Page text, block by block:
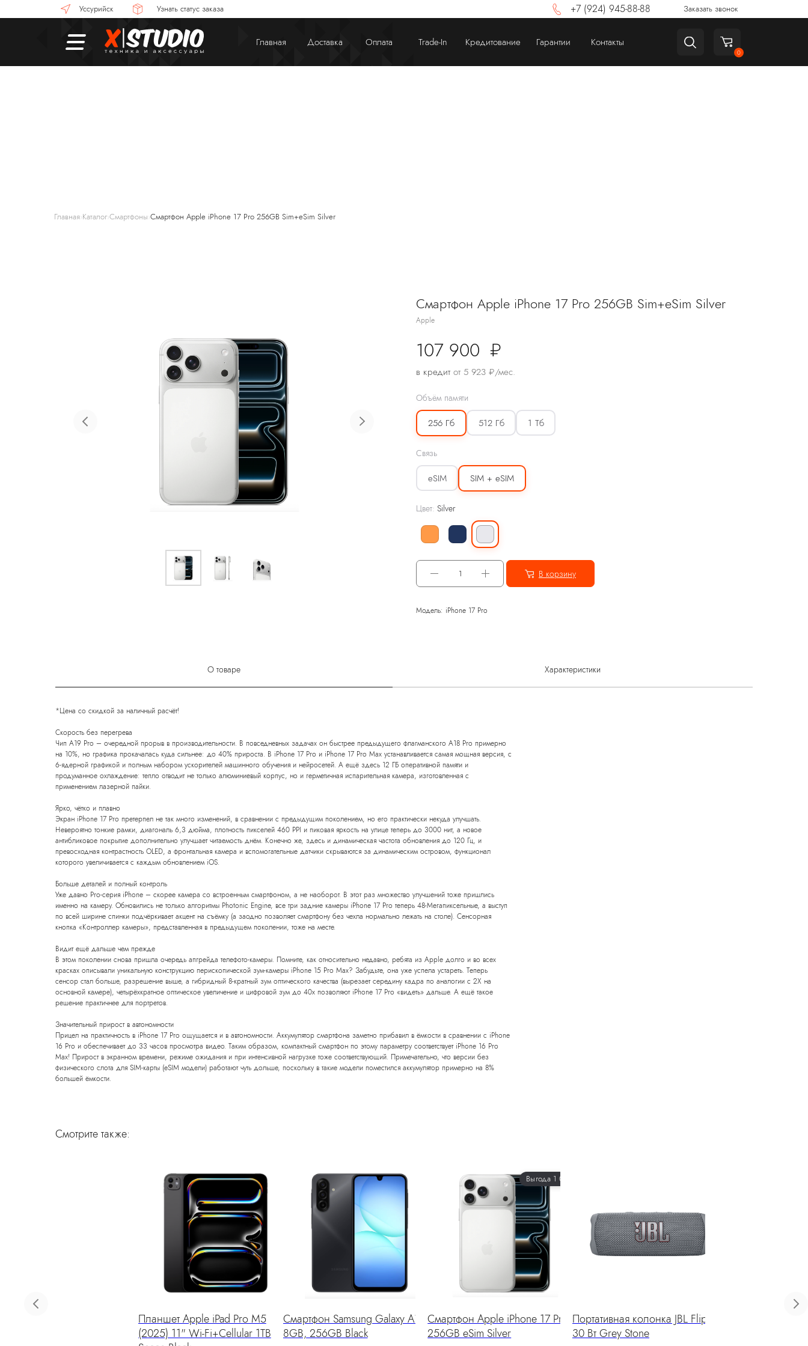
Главная Доставка Оплата Trade-In Кредитование Гарантии Контакты
Заказать звонок
+7 (924) 945-88-88
Узнать статус заказа
Уссурийск
0
Главная Каталог Смартфоны Смартфон Apple iPhone 17 Pro 256GB Sim+eSim Silver
Смартфон Apple iPhone 17 Pro 256GB Sim+eSim Silver
Apple
107 900 ₽
в кредит от 5 923 ₽/мес.
Объём памяти
256 Гб 512 Гб 1 Тб
Связь
eSIM SIM + eSIM
Цвет: Silver
В корзину
Модель: iPhone 17 Pro
О товаре Характеристики
*Цена со скидкой за наличный расчёт!
Скорость без перегрева
Чип A19 Pro – очередной прорыв в производительности. В повседневных задачах он быстрее предыдущего флагманского A18 Pro примерно
на 10%, но графика прокачалась куда сильнее: до 40% прироста. В iPhone 17 Pro и iPhone 17 Pro Max устанавливается самая мощная версия, с
6-ядерной графикой и полным набором ускорителей машинного обучения и нейросетей. А ещё здесь 12 ГБ оперативной памяти и
продуманное охлаждение: тепло отводит не только алюминиевый корпус, но и герметичная испарительная камера, изготовленная с
применением лазерной пайки.
Ярко, чётко и плавно
Экран iPhone 17 Pro претерпел не так много изменений, в сравнении с предыдущим поколением, но его практически некуда улучшать.
Невероятно тонкие рамки, диагональ 6,3 дюйма, плотность пикселей 460 PPI и пиковая яркость на улице теперь до 3000 нит, а новое
антибликовое покрытие дополнительно улучшает читаемость днём. Конечно же, здесь и динамическая частота обновления до 120 Гц, и
превосходная контрастность OLED, а фронтальная камера и вспомогательные датчики скрываются за динамическим островом, функционал
которого увеличивается с каждым обновлением iOS.
Больше деталей и полный контроль
Уже давно Pro-серия iPhone – скорее камера со встроенным смартфоном, а не наоборот. В этот раз множество улучшений тоже пришлись
именно на камеру. Обновились не только алгоритмы Photonic Engine, все три задние камеры iPhone 17 Pro теперь 48-Мегапиксельные, а выступ
по всей ширине спинки подчёркивает акцент на съёмку (а заодно позволяет смартфону без чехла нормально лежать на столе). Сенсорная
кнопка «Контроллер камеры», представленная в предыдущем поколении, тоже на месте.
Видит ещё дальше чем прежде
В этом поколении снова пришла очередь апгрейда телефото-камеры. Помните, как относительно недавно, ребята из Apple долго и во всех
красках описывали уникальную конструкцию перископической зум-камеры iPhone 15 Pro Max? Забудьте, она уже успела устареть. Теперь
сенсор стал больше, разрешение выше, а гибридный 8-кратный зум оптического качества (вырезает середину кадра по аналогии с 2Х на
основной камере), четырёхкратное оптическое увеличение и цифровой зум до 40х позволяют iPhone 17 Pro «видеть» дальше. А ещё такое
решение практичнее для портретов.
Значительный прирост в автономности
Прицел на практичность в iPhone 17 Pro ощущается и в автономности. Аккумулятор смартфона заметно прибавил в ёмкости в сравнении с iPhone
16 Pro и обеспечивает до 33 часов просмотра видео. Таким образом, компактный смартфон по этому параметру соответствует iPhone 16 Pro
Max! Прирост в экранном времени, режиме ожидания и при интенсивной нагрузке тоже соответствующий. Примечательно, что версии без
физического слота для SIM-карты (eSIM модели) работают чуть дольше, поскольку в такие модели поместился аккумулятор примерно на 8%
большей ёмкости.
Смотрите также:
капсульная Xiaomi
Capsule Coffee Machine N1
Планшет Apple iPad Pro M5
(2025) 11" Wi-Fi+Cellular 1TB
Смартфон Samsung Galaxy A17
8GB, 256GB Black
Смартфон Apple iPhone 17 Pro
256GB eSim Silver
Выгода 1 000 ₽
Портативная колонка JBL Flip 6,
30 Вт Grey Stone
Фото и видеосъёмка Товары для дома